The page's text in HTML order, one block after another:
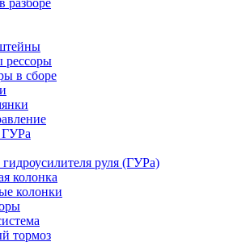
разборе
рессоры
в сборе
ГУРа
руля (ГУРа)
колонка
колонки
тормоз